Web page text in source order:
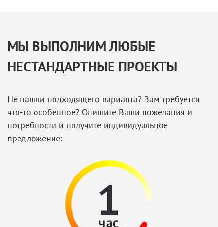
МЫ ВЫПОЛНИМ ЛЮБЫЕ
НЕСТАНДАРТНЫЕ ПРОЕКТЫ
Не нашли подходящего варианта? Вам требуется
что-то особенное? Опишите Ваши пожелания и
потребности и получите индивидуальное
предложение: